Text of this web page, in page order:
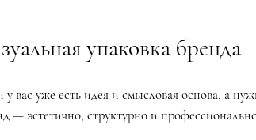
упаковка бренда
у вас уже есть идея и смысловая основа, а
— эстетично, структурно и